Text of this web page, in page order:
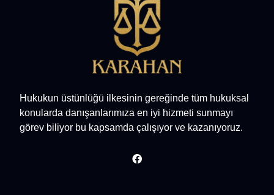
Hukukun üstünlüğü ilkesinin gereğinde tüm hukuksal
konularda danışanlarımıza en iyi hizmeti sunmayı
görev biliyor bu kapsamda çalışıyor ve kazanıyoruz.